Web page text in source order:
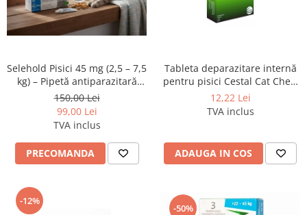
SUPLIMENTE
Suport Articular
Selehold Pisici 45 mg (2,5 – 7,5
kg) – Pipetă antiparazitară
spot-on
150,00 Lei
99,00 Lei
TVA inclus
PRECOMANDA
Tableta deparazitare internă
pentru pisici Cestal Cat Chew
1 comprimat
12,22 Lei
TVA inclus
ADAUGA IN COS
-12%
-50%